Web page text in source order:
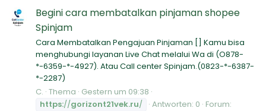
Begini cara membatalkan pinjaman shopee
Spinjam
Cara Membatalkan Pengajuan Pinjaman [] Kamu bisa
menghubungi layanan Live Chat melalui Wa di (O878-
*-6359-*-4927). Atau Call center Spinjam.(0823-*-6387-
*-2287)
C. Thema Gestern um 09:38
https://gorizont21vek.ru/ Antworten: 0 Forum: